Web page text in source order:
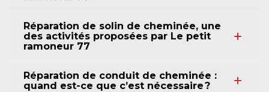
Réparation de solin de cheminée, une
des activités proposées par Le petit
ramoneur 77
Réparation de conduit de cheminée :
quand est-ce que c’est nécessaire ?